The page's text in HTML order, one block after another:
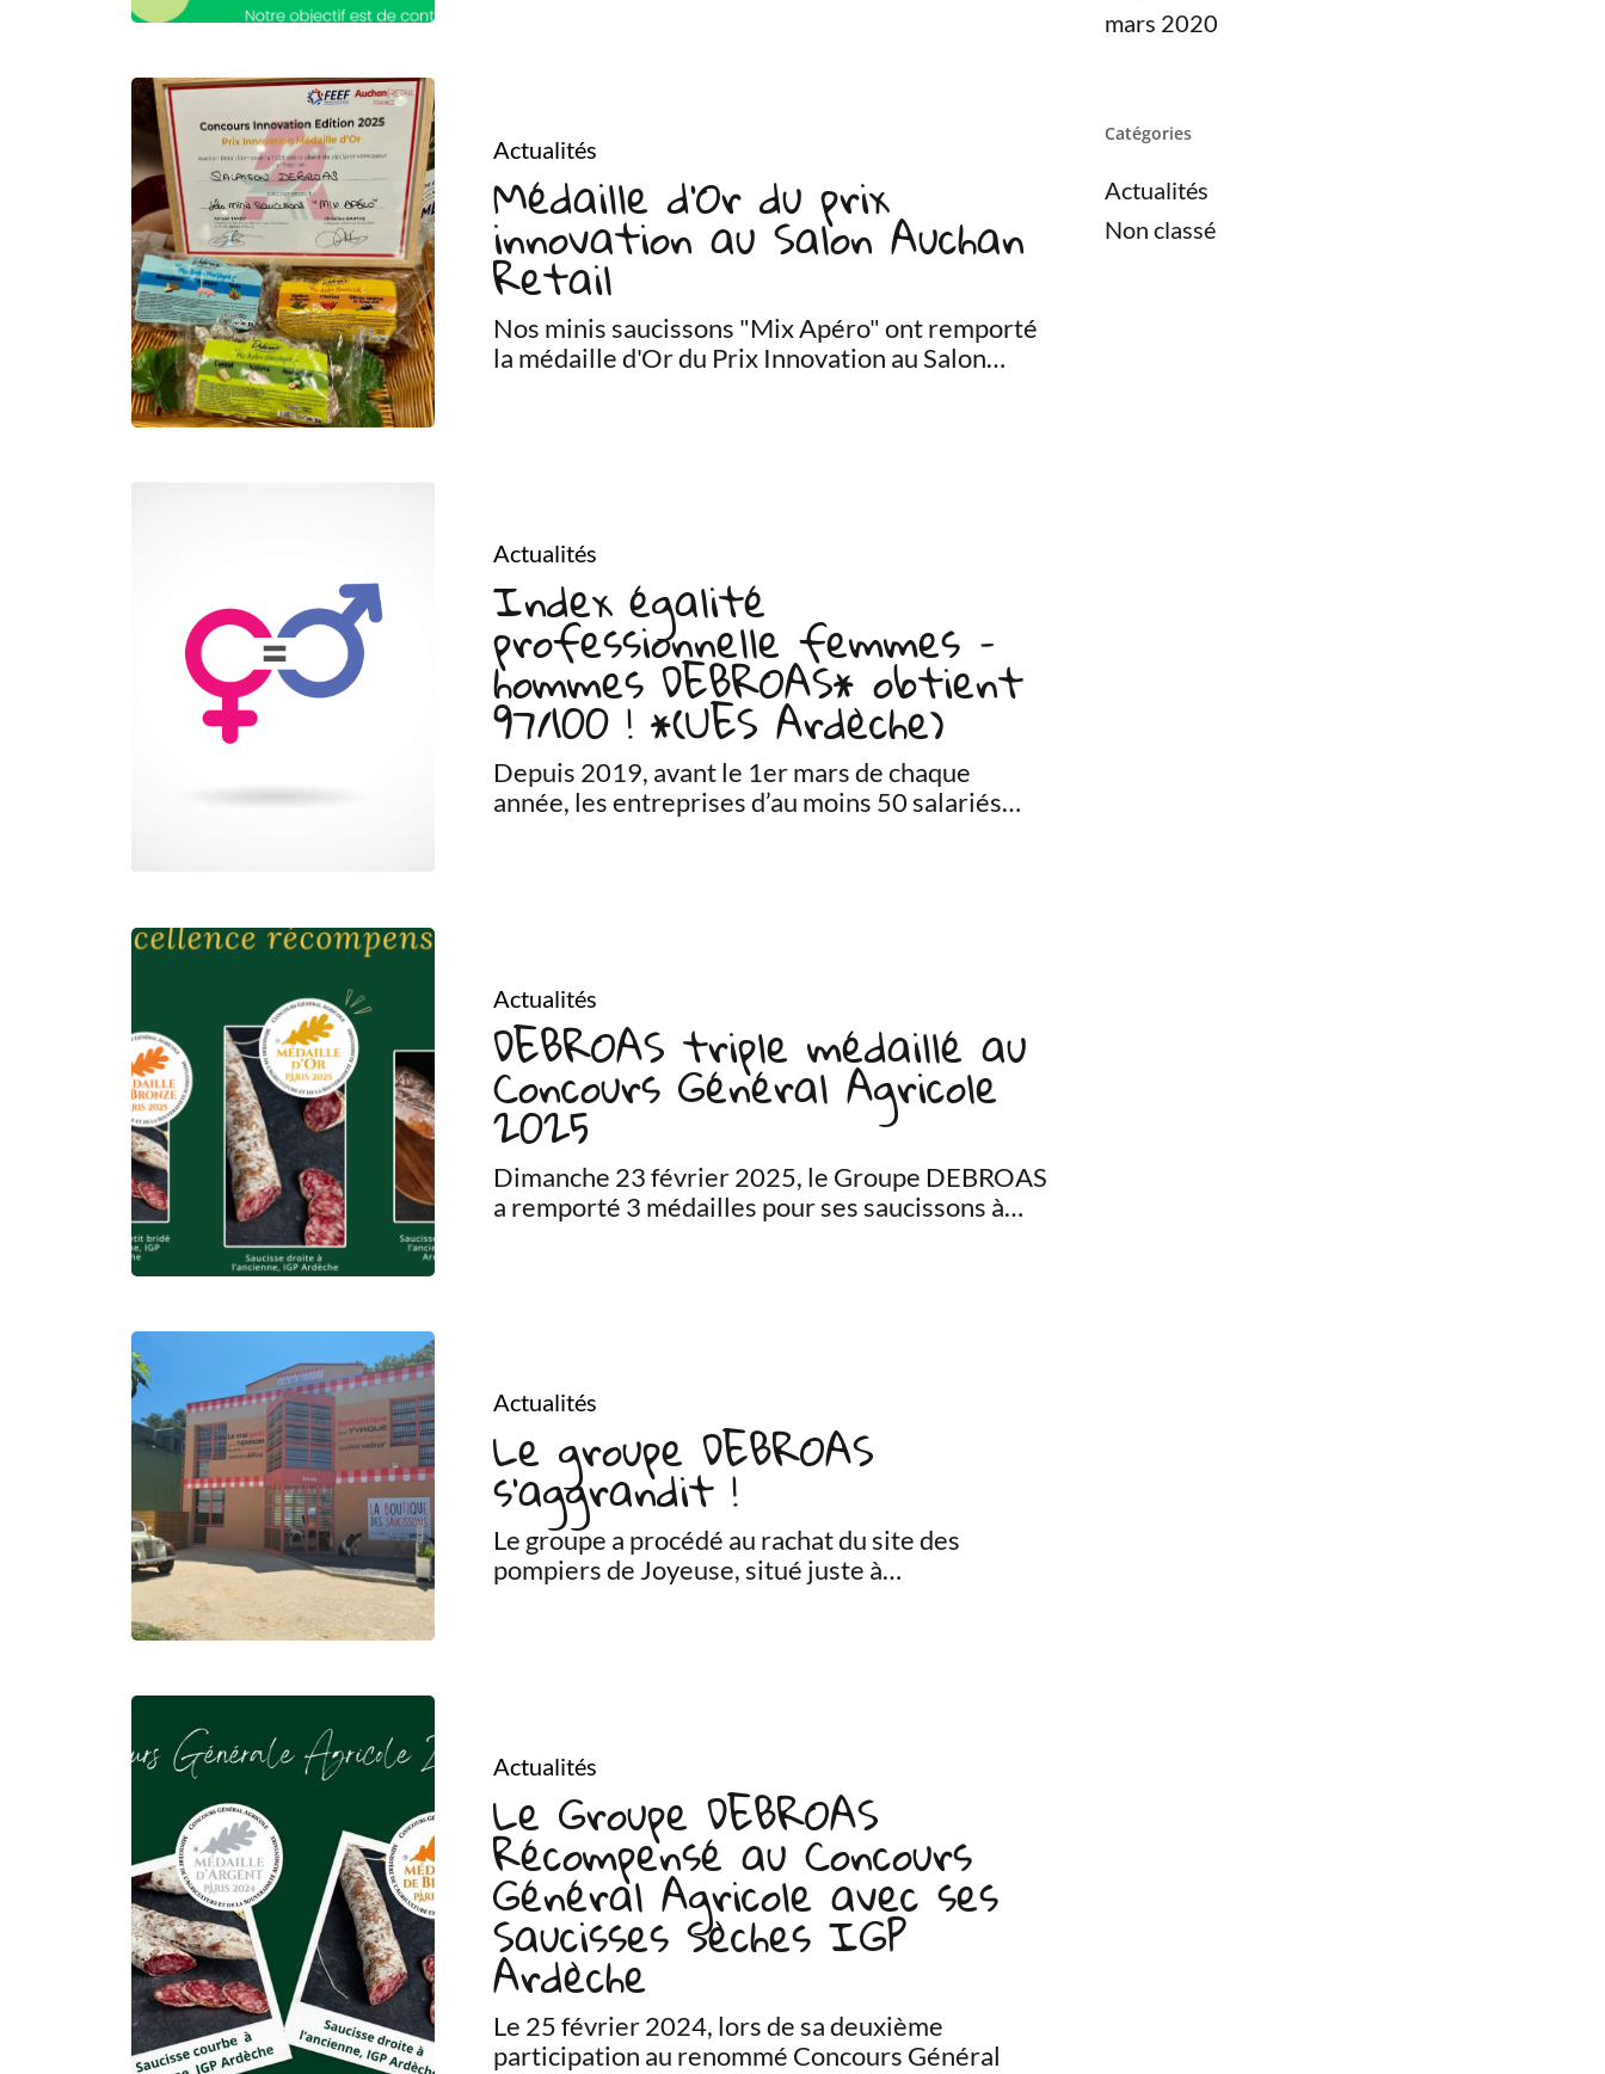
Actualités
Médaille d’Or du prix
innovation au Salon Auchan
Retail
Nos minis saucissons "Mix Apéro" ont remporté
la médaille d'Or du Prix Innovation au Salon…
Actualités
Index égalité
professionnelle femmes –
hommes DEBROAS* obtient
97/100 ! *(UES Ardèche)
Depuis 2019, avant le 1er mars de chaque
année, les entreprises d’au moins 50 salariés…
Actualités
DEBROAS triple médaillé au
Concours Général Agricole
2025
Dimanche 23 février 2025, le Groupe DEBROAS
a remporté 3 médailles pour ses saucissons à…
Actualités
Le groupe DEBROAS
s’aggrandit !
Le groupe a procédé au rachat du site des
pompiers de Joyeuse, situé juste à…
Actualités
Le Groupe DEBROAS
Récompensé au Concours
Général Agricole avec ses
Saucisses Sèches IGP
Ardèche
Le 25 février 2024, lors de sa deuxième
participation au renommé Concours Général
mars 2020
Catégories
Actualités
Non classé